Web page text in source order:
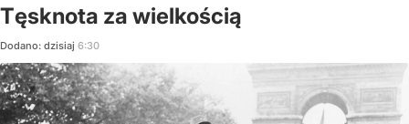
Tęsknota za wielkością
Dodano: dzisiaj 6:30